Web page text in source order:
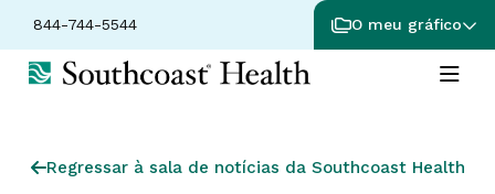
844-744-5544 O meu gráfico
Regressar à sala de notícias da Southcoast Health